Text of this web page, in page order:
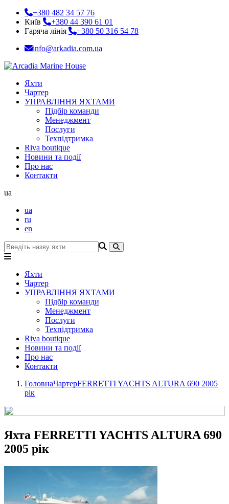
+380 482 34 57 76
Київ
+380 44 390 61 01
Гаряча лінія
+380 50 316 54 78
info@arkadia.com.ua
Яхти
Чартер
УПРАВЛІННЯ ЯХТАМИ
Підбір команди
Менеджмент
Послуги
Техпідтримка
Riva boutique
Новини та події
Про нас
Контакти
ua
ua
ru
en
Яхти
Чартер
УПРАВЛІННЯ ЯХТАМИ
Підбір команди
Менеджмент
Послуги
Техпідтримка
Riva boutique
Новини та події
Про нас
Контакти
ГоловнаЧартерFERRETTI YACHTS ALTURA 690 2005
рік
Яхта FERRETTI YACHTS ALTURA 690
2005 рік